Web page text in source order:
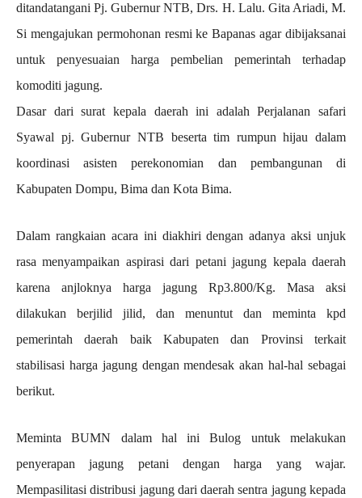
ditandatangani Pj. Gubernur NTB, Drs. H. Lalu. Gita Ariadi, M.
Si mengajukan permohonan resmi ke Bapanas agar dibijaksanai
untuk penyesuaian harga pembelian pemerintah terhadap
komoditi jagung.
Dasar dari surat kepala daerah ini adalah Perjalanan safari
Syawal pj. Gubernur NTB beserta tim rumpun hijau dalam
koordinasi asisten perekonomian dan pembangunan di
Kabupaten Dompu, Bima dan Kota Bima.
Dalam rangkaian acara ini diakhiri dengan adanya aksi unjuk
rasa menyampaikan aspirasi dari petani jagung kepala daerah
karena anjloknya harga jagung Rp3.800/Kg. Masa aksi
dilakukan berjilid jilid, dan menuntut dan meminta kpd
pemerintah daerah baik Kabupaten dan Provinsi terkait
stabilisasi harga jagung dengan mendesak akan hal-hal sebagai
berikut.
Meminta BUMN dalam hal ini Bulog untuk melakukan
penyerapan jagung petani dengan harga yang wajar.
Mempasilitasi distribusi jagung dari daerah sentra jagung kepada